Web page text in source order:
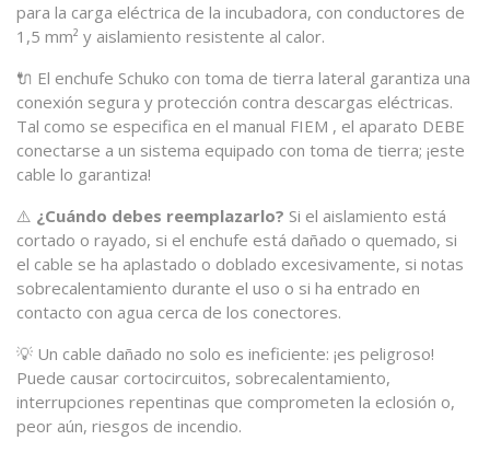
para la carga eléctrica de la incubadora, con conductores de
1,5 mm² y aislamiento resistente al calor.
🔌 El enchufe Schuko con toma de tierra lateral garantiza una
conexión segura y protección contra descargas eléctricas.
Tal como se especifica en el manual FIEM , el aparato DEBE
conectarse a un sistema equipado con toma de tierra; ¡este
cable lo garantiza!
⚠️ ¿Cuándo debes reemplazarlo? Si el aislamiento está
cortado o rayado, si el enchufe está dañado o quemado, si
el cable se ha aplastado o doblado excesivamente, si notas
sobrecalentamiento durante el uso o si ha entrado en
contacto con agua cerca de los conectores.
💡 Un cable dañado no solo es ineficiente: ¡es peligroso!
Puede causar cortocircuitos, sobrecalentamiento,
interrupciones repentinas que comprometen la eclosión o,
peor aún, riesgos de incendio.